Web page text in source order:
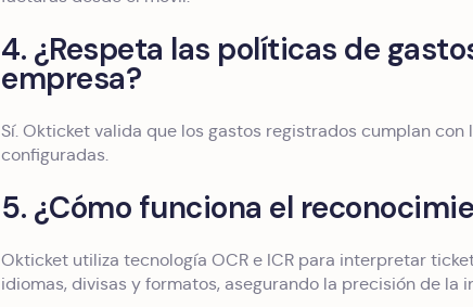
4. ¿Respeta las políticas de
empresa?
Sí. Okticket valida que los gastos registrados cumplan con
configuradas.
5. ¿Cómo funciona el
Okticket utiliza tecnología OCR e ICR para interpretar
idiomas, divisas y formatos, asegurando la precisión de la